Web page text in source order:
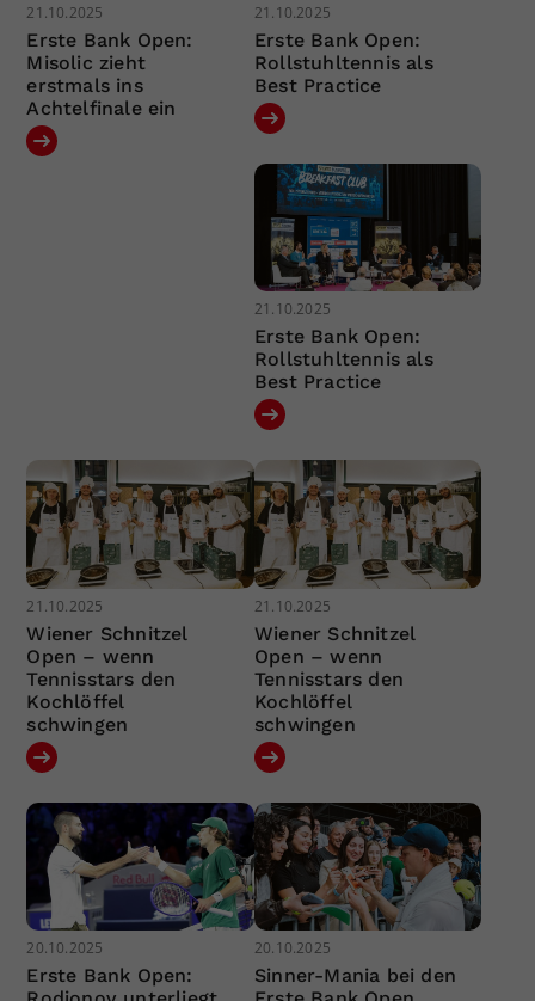
21.10.2025
Erste Bank Open:
Misolic zieht
erstmals ins
Achtelfinale ein
21.10.2025
Erste Bank Open:
Rollstuhltennis als
Best Practice
21.10.2025
Erste Bank Open:
Rollstuhltennis als
Best Practice
21.10.2025
Wiener Schnitzel
Open – wenn
Tennisstars den
Kochlöffel
schwingen
21.10.2025
Wiener Schnitzel
Open – wenn
Tennisstars den
Kochlöffel
schwingen
20.10.2025
Erste Bank Open:
20.10.2025
Sinner-Mania bei den